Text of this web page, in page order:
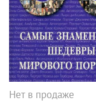
Нет в продаже